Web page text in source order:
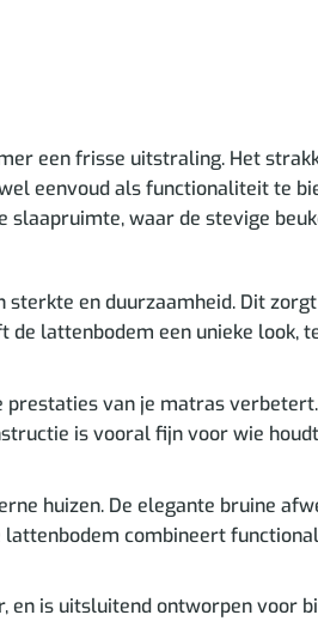
een frisse uitstraling. Het
eenvoud als functionaliteit te
waar de stevige
en duurzaamheid. Dit
lattenbodem een unieke look,
van je matras
is vooral fijn voor wie
huizen. De elegante bruine
lattenbodem combineert
is uitsluitend ontworpen voor